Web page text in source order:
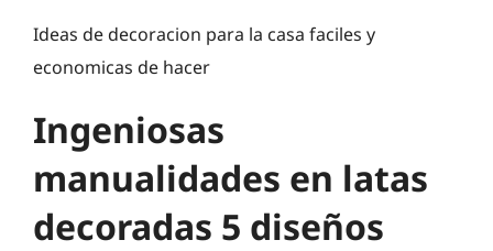
Ideas de decoracion para la casa faciles y
economicas de hacer
Ingeniosas
manualidades en latas
decoradas 5 diseños